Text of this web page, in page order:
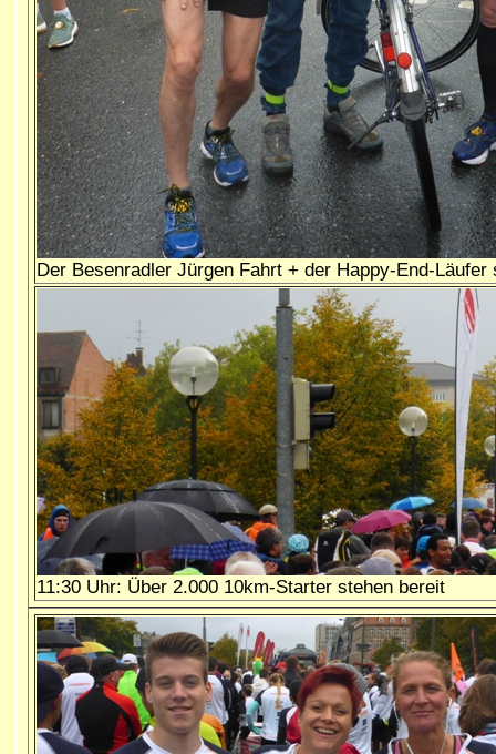
Der Besenradler Jürgen Fahrt + der Happy-End-Läufer
11:30 Uhr: Über 2.000 10km-Starter stehen bereit